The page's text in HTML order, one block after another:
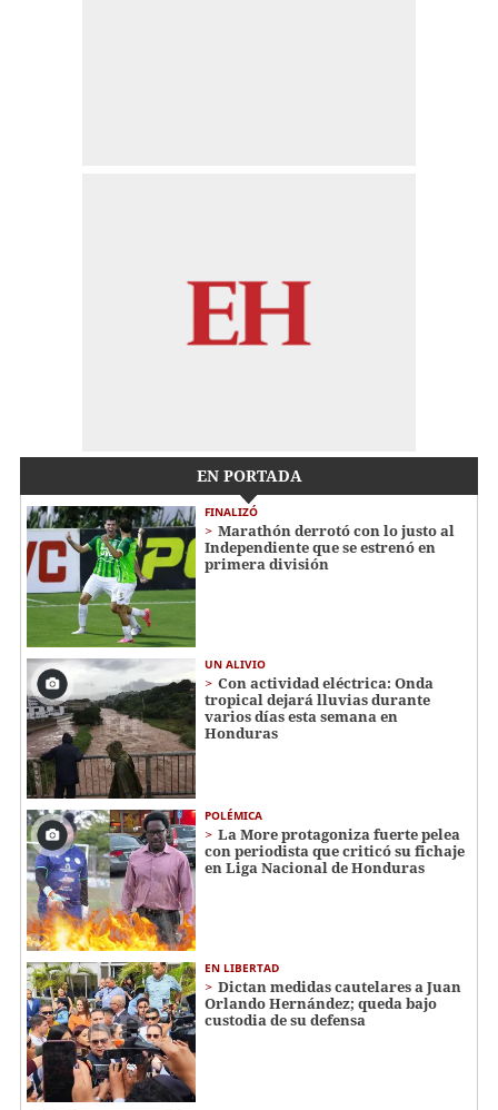
EN PORTADA
FINALIZÓ
Marathón derrotó con lo justo al
Independiente que se estrenó en
primera división
UN ALIVIO
Con actividad eléctrica: Onda
tropical dejará lluvias durante
varios días esta semana en
Honduras
POLÉMICA
La More protagoniza fuerte pelea
con periodista que criticó su fichaje
en Liga Nacional de Honduras
EN LIBERTAD
Dictan medidas cautelares a Juan
Orlando Hernández; queda bajo
custodia de su defensa